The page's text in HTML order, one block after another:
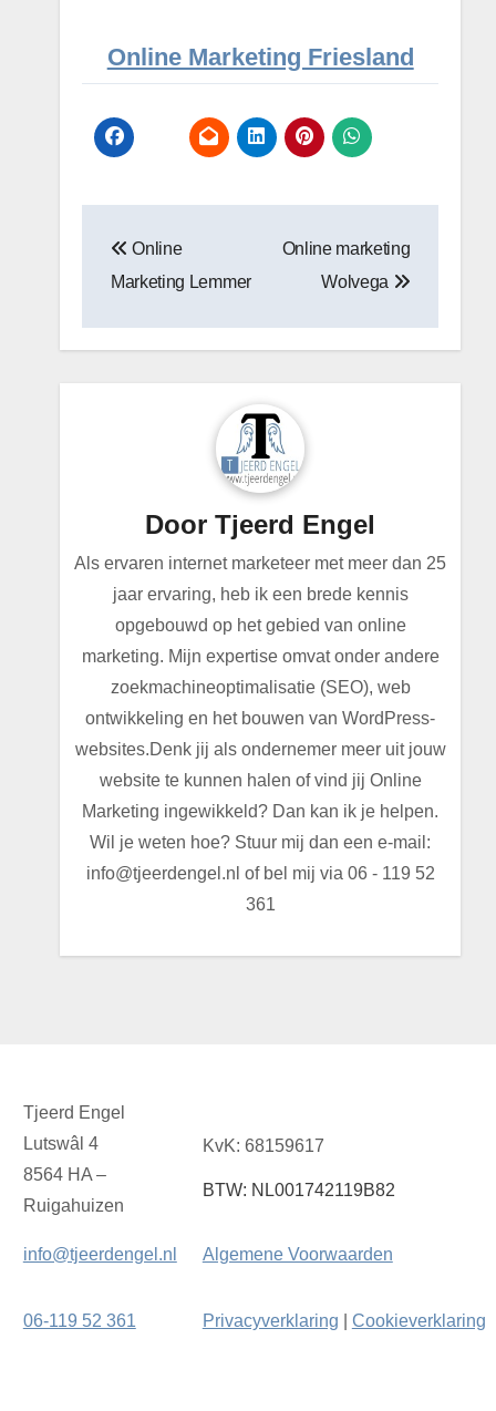
Online Marketing Friesland
navigatie
Online
Marketing Lemmer
Online marketing
Wolvega
DoorTjeerd Engel
Als ervaren internet marketeer met meer dan 25
jaar ervaring, heb ik een brede kennis
opgebouwd op het gebied van online
marketing. Mijn expertise omvat onder andere
zoekmachineoptimalisatie (SEO), web
ontwikkeling en het bouwen van WordPress-
websites.Denk jij als ondernemer meer uit jouw
website te kunnen halen of vind jij Online
Marketing ingewikkeld? Dan kan ik je helpen.
Wil je weten hoe? Stuur mij dan een e-mail:
info@tjeerdengel.nl of bel mij via 06 - 119 52
361
Tjeerd Engel
Lutswâl 4
8564 HA –
Ruigahuizen
KvK: 68159617
BTW: NL001742119B82
info@tjeerdengel.nl Algemene Voorwaarden
06-119 52 361 Privacyverklaring Cookieverklaring